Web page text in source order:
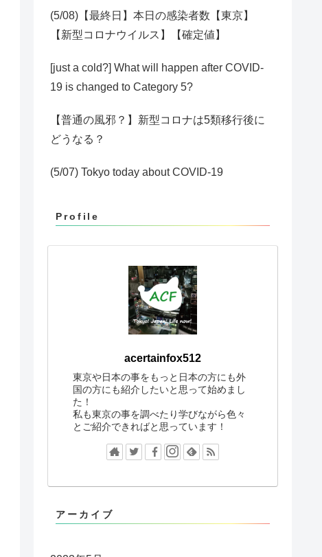
(5/08)【最終日】本日の感染者数【東京】
【新型コロナウイルス】【確定値】
[just a cold?] What will happen after COVID-
19 is changed to Category 5?
【普通の風邪？】新型コロナは5類移行後に
どうなる？
(5/07) Tokyo today about COVID-19
Profile
acertainfox512
東京や日本の事をもっと日本の方にも外
国の方にも紹介したいと思って始めまし
た！
私も東京の事を調べたり学びながら色々
とご紹介できればと思っています！
アーカイブ